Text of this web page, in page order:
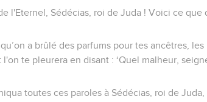
l'Eternel, Sédécias, roi de Juda ! Voici ce que
a brûlé des parfums pour tes ancêtres,
te pleurera en disant : ‘Quel malheur,
toutes ces paroles à Sédécias, roi de Juda,